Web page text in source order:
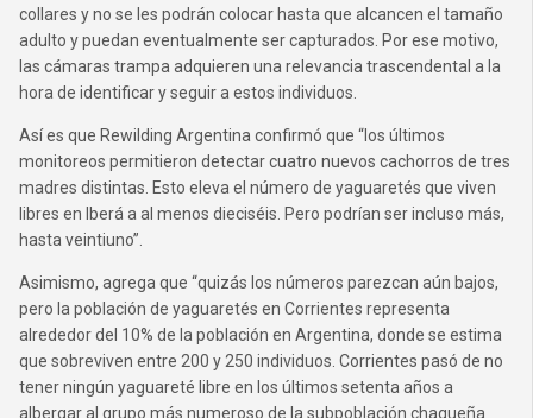
collares y no se les podrán colocar hasta que alcancen el tamaño
adulto y puedan eventualmente ser capturados. Por ese motivo,
las cámaras trampa adquieren una relevancia trascendental a la
hora de identificar y seguir a estos individuos.
Así es que Rewilding Argentina confirmó que “los últimos
monitoreos permitieron detectar cuatro nuevos cachorros de tres
madres distintas. Esto eleva el número de yaguaretés que viven
libres en Iberá a al menos dieciséis. Pero podrían ser incluso más,
hasta veintiuno”.
Asimismo, agrega que “quizás los números parezcan aún bajos,
pero la población de yaguaretés en Corrientes representa
alrededor del 10% de la población en Argentina, donde se estima
que sobreviven entre 200 y 250 individuos. Corrientes pasó de no
tener ningún yaguareté libre en los últimos setenta años a
albergar al grupo más numeroso de la subpoblación chaqueña